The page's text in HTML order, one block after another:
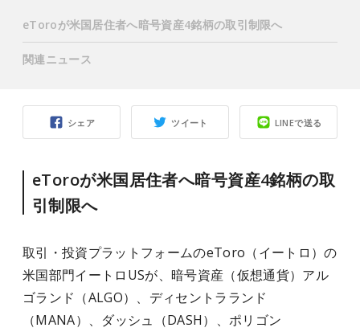
シェア ツイート LINEで送る
eToroが米国居住者へ暗号資産4銘柄の取
引制限へ
取引・投資プラットフォームのeToro（イートロ）の
米国部門イートロUSが、暗号資産（仮想通貨）アル
ゴランド（ALGO）、ディセントラランド
（MANA）、ダッシュ（DASH）、ポリゴン
eToroが米国居住者へ暗号資産4銘柄の取引制限へ
関連ニュース